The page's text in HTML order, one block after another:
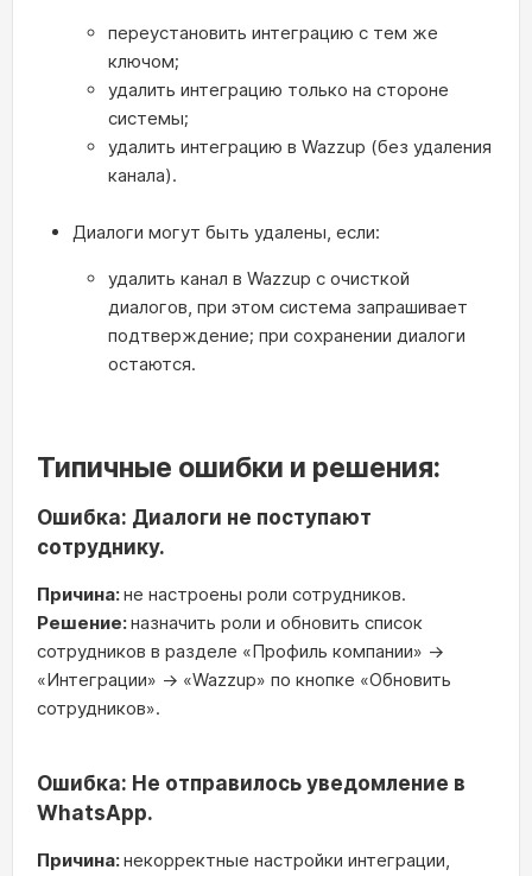
переустановить интеграцию с тем же
ключом;
удалить интеграцию только на стороне
системы;
удалить интеграцию в Wazzup (без удаления
канала).
Диалоги могут быть удалены, если:
удалить канал в Wazzup с очисткой
диалогов, при этом система запрашивает
подтверждение; при сохранении диалоги
остаются.
Типичные ошибки и решения:
Ошибка: Диалоги не поступают
сотруднику.
Причина:не настроены роли сотрудников.
Решение:назначить роли и обновить список
сотрудников в разделе «Профиль компании» →
«Интеграции» → «Wazzup» по кнопке «Обновить
сотрудников».
Ошибка: Не отправилось уведомление в
WhatsApp.
Причина:некорректные настройки интеграции,